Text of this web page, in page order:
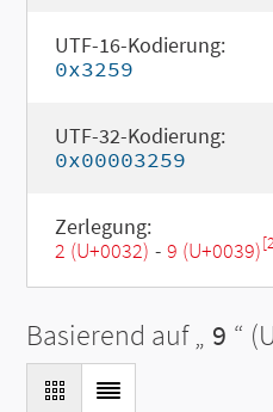
UTF-16-Kodierung:
0x3259
UTF-32-Kodierung:
0x00003259
Zerlegung:
2 (U+0032) - 9 (U+0039)
Basierend auf „ 9 “